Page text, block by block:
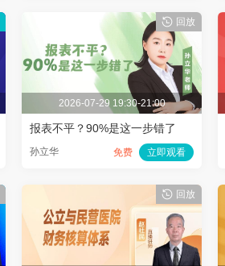
2026-07-29 19:30-21:00
报表不平？90%是这一步错了
孙立华 免费 立即观看
回放
回放